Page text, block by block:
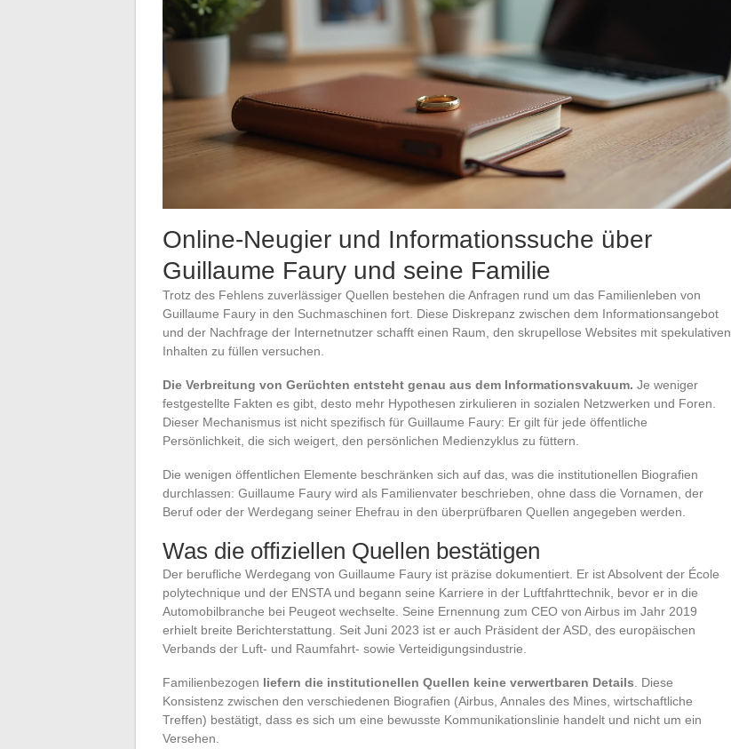
Online-Neugier und Informationssuche über
Guillaume Faury und seine Familie
Trotz des Fehlens zuverlässiger Quellen bestehen die Anfragen rund um das Familienleben von
Guillaume Faury in den Suchmaschinen fort. Diese Diskrepanz zwischen dem Informationsangebot
und der Nachfrage der Internetnutzer schafft einen Raum, den skrupellose Websites mit spekulativen
Inhalten zu füllen versuchen.
Die Verbreitung von Gerüchten entsteht genau aus dem Informationsvakuum. Je weniger
festgestellte Fakten es gibt, desto mehr Hypothesen zirkulieren in sozialen Netzwerken und Foren.
Dieser Mechanismus ist nicht spezifisch für Guillaume Faury: Er gilt für jede öffentliche
Persönlichkeit, die sich weigert, den persönlichen Medienzyklus zu füttern.
Die wenigen öffentlichen Elemente beschränken sich auf das, was die institutionellen Biografien
durchlassen: Guillaume Faury wird als Familienvater beschrieben, ohne dass die Vornamen, der
Beruf oder der Werdegang seiner Ehefrau in den überprüfbaren Quellen angegeben werden.
Was die offiziellen Quellen bestätigen
Der berufliche Werdegang von Guillaume Faury ist präzise dokumentiert. Er ist Absolvent der École
polytechnique und der ENSTA und begann seine Karriere in der Luftfahrttechnik, bevor er in die
Automobilbranche bei Peugeot wechselte. Seine Ernennung zum CEO von Airbus im Jahr 2019
erhielt breite Berichterstattung. Seit Juni 2023 ist er auch Präsident der ASD, des europäischen
Verbands der Luft- und Raumfahrt- sowie Verteidigungsindustrie.
Familienbezogen liefern die institutionellen Quellen keine verwertbaren Details . Diese
Konsistenz zwischen den verschiedenen Biografien (Airbus, Annales des Mines, wirtschaftliche
Treffen) bestätigt, dass es sich um eine bewusste Kommunikationslinie handelt und nicht um ein
Versehen.